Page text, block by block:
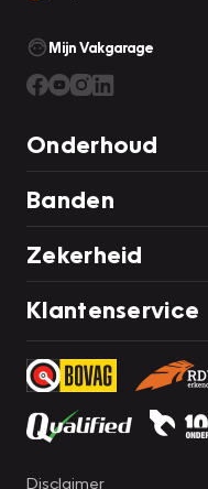
Mijn Vakgarage
Onderhoud
Banden
Zekerheid
Klantenservice
Disclaimer